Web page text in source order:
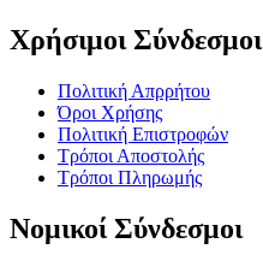
Χρήσιμοι Σύνδεσμοι
Πολιτική Απρρήτου
Όροι Χρήσης
Πολιτική Επιστροφών
Τρόποι Αποστολής
Τρόποι Πληρωμής
Νομικοί Σύνδεσμοι